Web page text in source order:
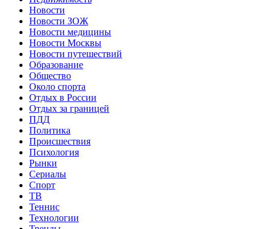
Новости
Новости ЗОЖ
Новости медицины
Новости Москвы
Новости путешествий
Образование
Общество
Около спорта
Отдых в России
Отдых за границей
ПДД
Политика
Происшествия
Психология
Рынки
Сериалы
Спорт
ТВ
Теннис
Технологии